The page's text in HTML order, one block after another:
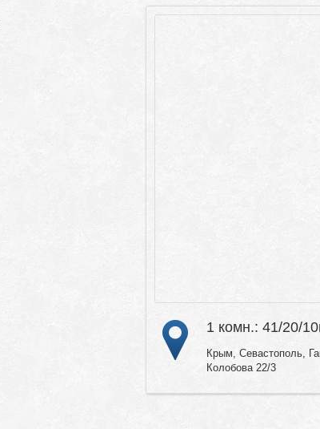
1 комн.: 41/20/
Крым, Севастополь,
Колобова 22/3